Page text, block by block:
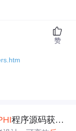
赞
程序源码获取，提升开发效率